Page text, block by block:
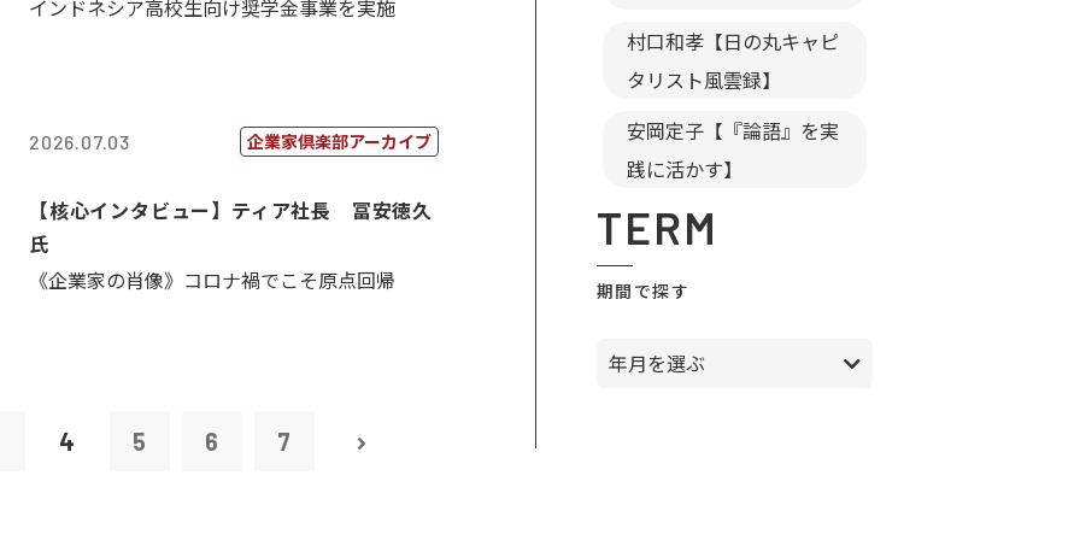
インドネシア高校生向け奨学金事業を実施
2026.07.03 企業家倶楽部アーカイブ
【核心インタビュー】ティア社長 冨安徳久
氏
《企業家の肖像》コロナ禍でこそ原点回帰
4 5 6 7
村口和孝【日の丸キャピ
タリスト風雲録】
安岡定子【『論語』を実
践に活かす】
TERM
期間で探す
年月を選ぶ